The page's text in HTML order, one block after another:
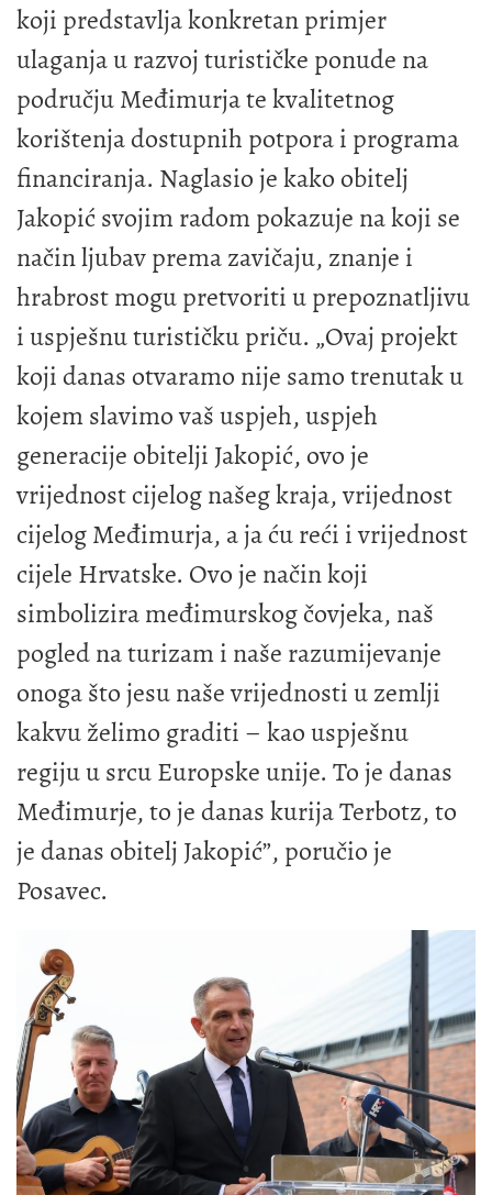
koji predstavlja konkretan primjer
ulaganja u razvoj turističke ponude na
području Međimurja te kvalitetnog
korištenja dostupnih potpora i programa
financiranja. Naglasio je kako obitelj
Jakopić svojim radom pokazuje na koji se
način ljubav prema zavičaju, znanje i
hrabrost mogu pretvoriti u prepoznatljivu
i uspješnu turističku priču. „Ovaj projekt
koji danas otvaramo nije samo trenutak u
kojem slavimo vaš uspjeh, uspjeh
generacije obitelji Jakopić, ovo je
vrijednost cijelog našeg kraja, vrijednost
cijelog Međimurja, a ja ću reći i vrijednost
cijele Hrvatske. Ovo je način koji
simbolizira međimurskog čovjeka, naš
pogled na turizam i naše razumijevanje
onoga što jesu naše vrijednosti u zemlji
kakvu želimo graditi – kao uspješnu
regiju u srcu Europske unije. To je danas
Međimurje, to je danas kurija Terbotz, to
je danas obitelj Jakopić”, poručio je
Posavec.